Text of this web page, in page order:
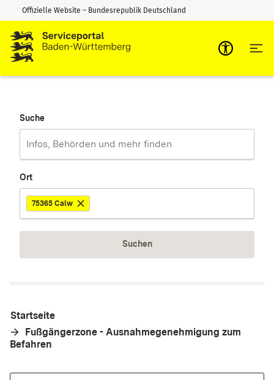
Zum Inhalt springen
Zur Suche springen
Offizielle Website – Bundesrepublik Deutschland
Suche
Ort
75365 Calw
Suchen
Startseite
Fußgängerzone - Ausnahmegenehmigung zum
Befahren